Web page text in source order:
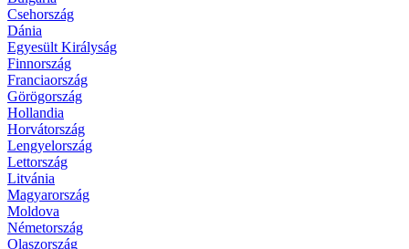
Csehország
Dánia
Egyesült Királyság
Finnország
Franciaország
Görögország
Hollandia
Horvátország
Lengyelország
Lettország
Litvánia
Magyarország
Moldova
Németország
Olaszország